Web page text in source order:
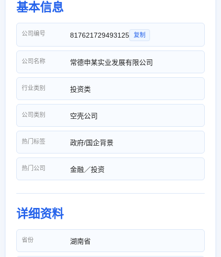
基本信息
公司编号 817621729493125 复制
公司名称 常德申某实业发展有限公司
行业类别 投资类
公司类别 空壳公司
热门标签 政府/国企背景
热门公司 金融／投资
详细资料
省份 湖南省